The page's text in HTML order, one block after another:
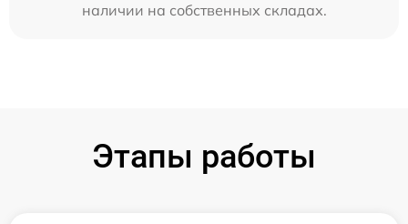
наличии на собственных складах.
Этапы работы